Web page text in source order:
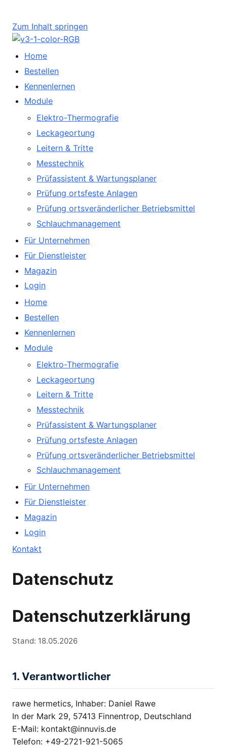
Zum Inhalt springen
Home
Bestellen
Kennenlernen
Module
Elektro-Thermografie
Leckageortung
Leitern & Tritte
Messtechnik
Prüfassistent & Wartungsplaner
Prüfung ortsfeste Anlagen
Prüfung ortsveränderlicher Betriebsmittel
Schlauchmanagement
Für Unternehmen
Für Dienstleister
Magazin
Login
Home
Bestellen
Kennenlernen
Module
Elektro-Thermografie
Leckageortung
Leitern & Tritte
Messtechnik
Prüfassistent & Wartungsplaner
Prüfung ortsfeste Anlagen
Prüfung ortsveränderlicher Betriebsmittel
Schlauchmanagement
Für Unternehmen
Für Dienstleister
Magazin
Login
Kontakt
Datenschutz
Datenschutzerklärung
Stand: 18.05.2026
1. Verantwortlicher
rawe hermetics, Inhaber: Daniel Rawe
In der Mark 29, 57413 Finnentrop, Deutschland
E-Mail: kontakt@innuvis.de
Telefon: +49-2721-921-5065